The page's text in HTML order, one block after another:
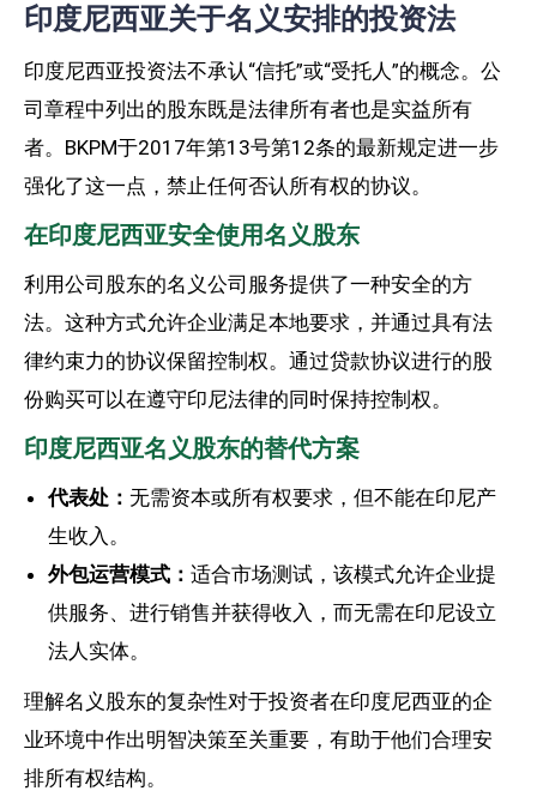
印度尼西亚关于名义安排的投资法
印度尼西亚投资法不承认“信托”或“受托人”的概念。公
司章程中列出的股东既是法律所有者也是实益所有
者。BKPM于2017年第13号第12条的最新规定进一步
强化了这一点，禁止任何否认所有权的协议。
在印度尼西亚安全使用名义股东
利用公司股东的名义公司服务提供了一种安全的方
法。这种方式允许企业满足本地要求，并通过具有法
律约束力的协议保留控制权。通过贷款协议进行的股
份购买可以在遵守印尼法律的同时保持控制权。
印度尼西亚名义股东的替代方案
代表处： 无需资本或所有权要求，但不能在印尼产
生收入。
外包运营模式： 适合市场测试，该模式允许企业提
供服务、进行销售并获得收入，而无需在印尼设立
法人实体。
理解名义股东的复杂性对于投资者在印度尼西亚的企
业环境中作出明智决策至关重要，有助于他们合理安
排所有权结构。